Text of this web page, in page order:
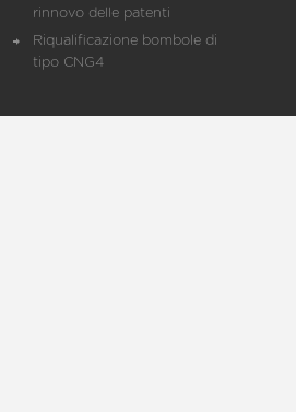
rinnovo delle patenti
Riqualificazione bombole di
tipo CNG4